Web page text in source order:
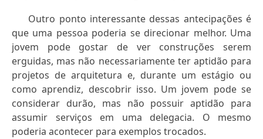
Outro ponto interessante dessas antecipações é
que uma pessoa poderia se direcionar melhor. Uma
jovem pode gostar de ver construções serem
erguidas, mas não necessariamente ter aptidão para
projetos de arquitetura e, durante um estágio ou
como aprendiz, descobrir isso. Um jovem pode se
considerar durão, mas não possuir aptidão para
assumir serviços em uma delegacia. O mesmo
poderia acontecer para exemplos trocados.